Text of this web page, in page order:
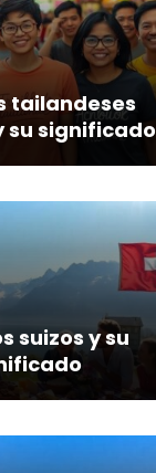
tailandeses
su significado
suizos y su